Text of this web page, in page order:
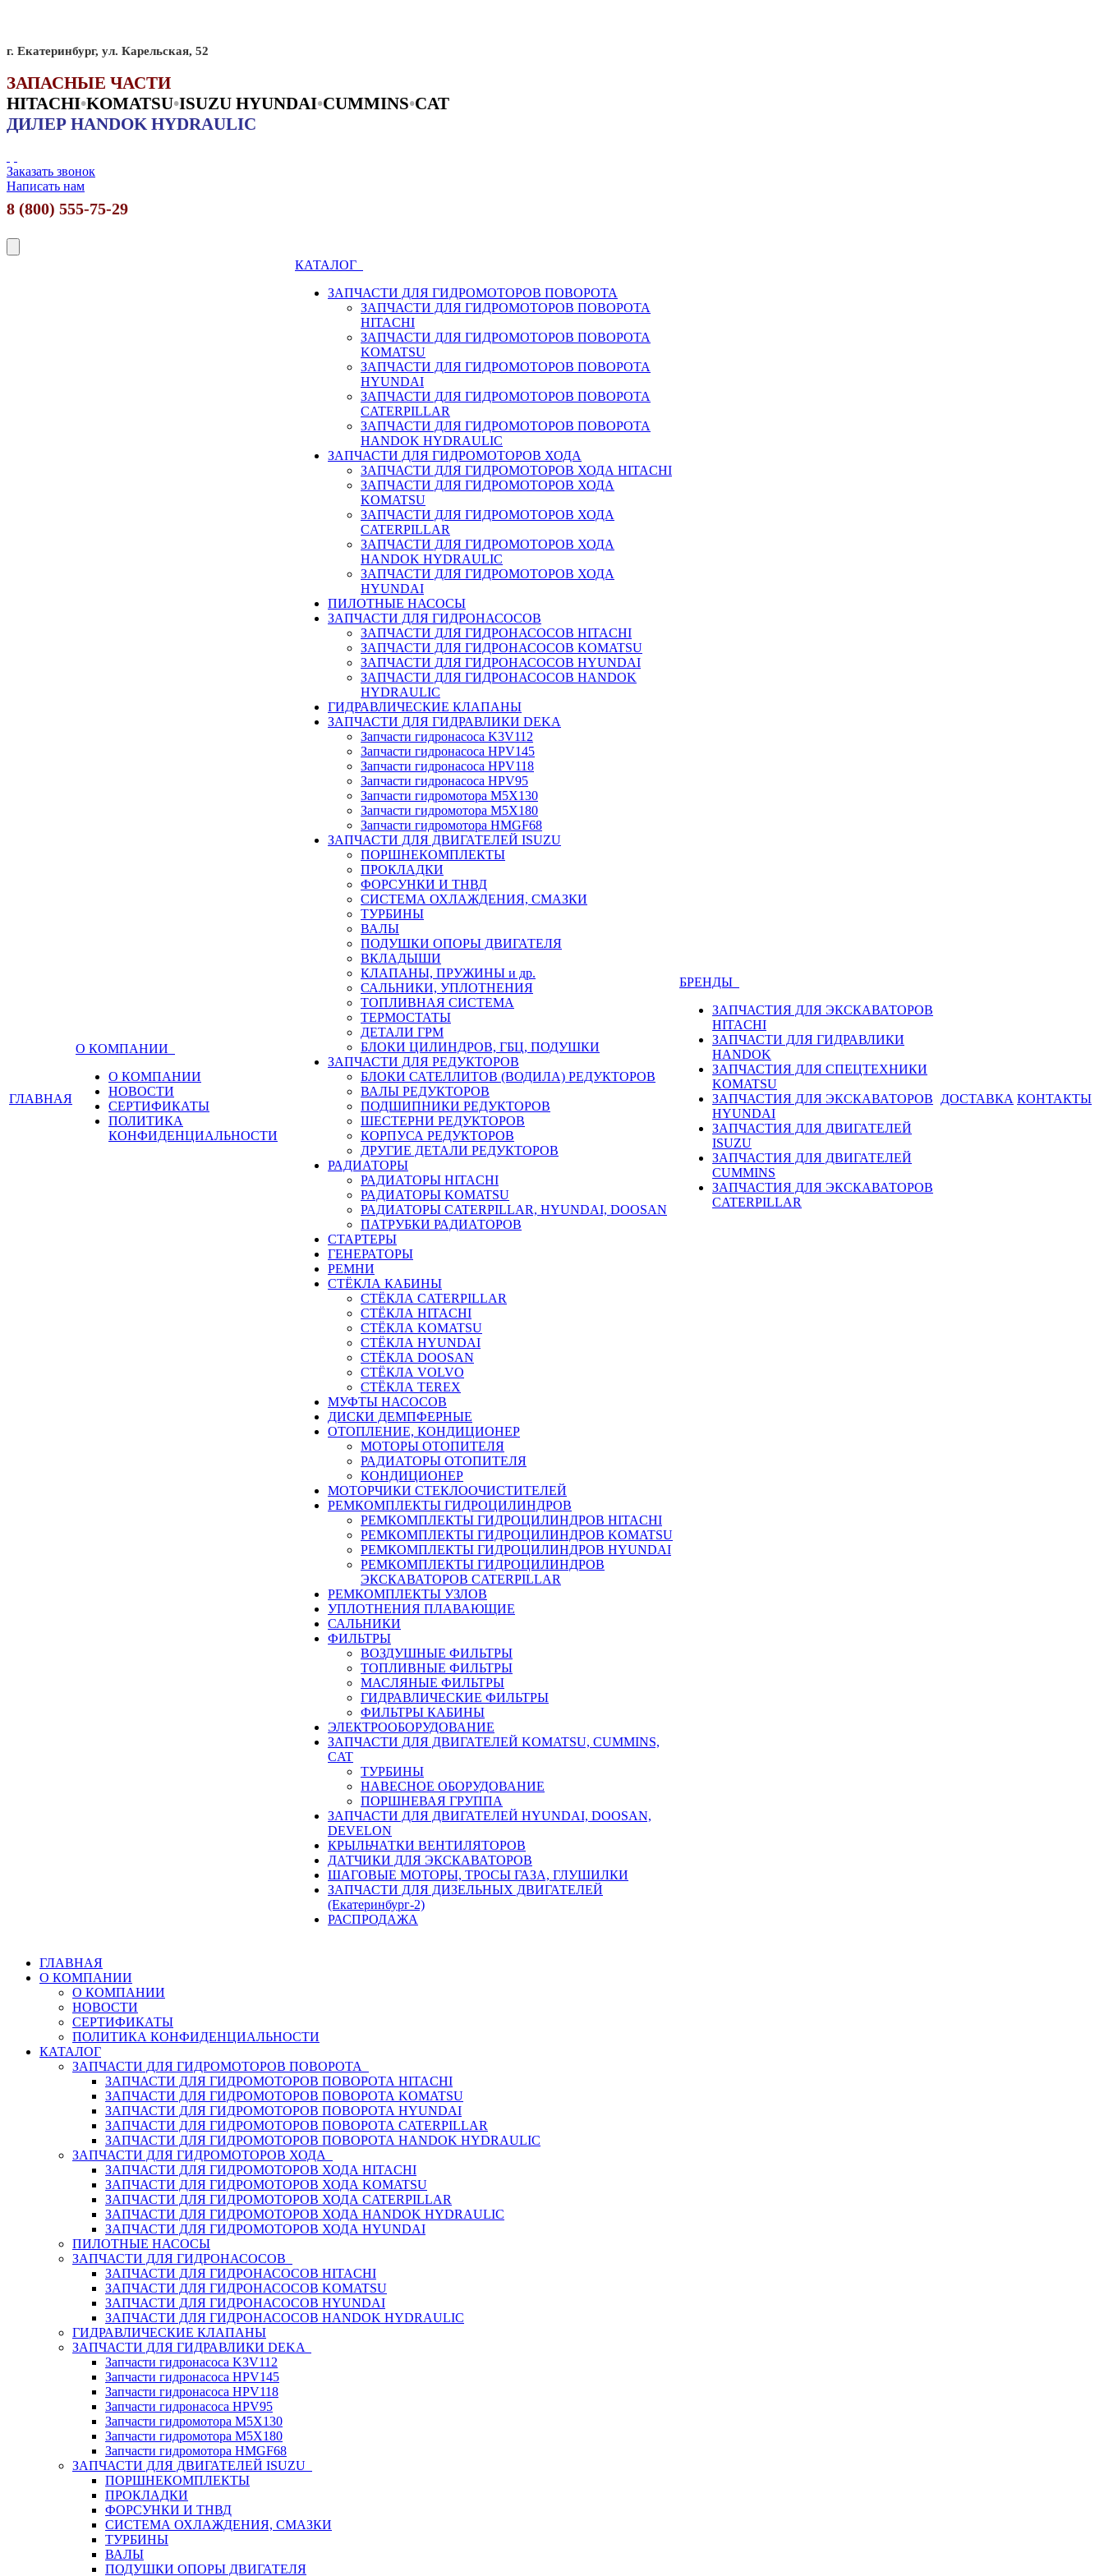
г. Екатеринбург, ул. Карельская, 52
ЗАПАСНЫЕ ЧАСТИ
HITACHI•KOMATSU•ISUZU HYUNDAI•CUMMINS•CAT
ДИЛЕР HANDOK HYDRAULIC
Заказать звонок
Написать нам
8 (800) 555-75-29
ГЛАВНАЯ
О КОМПАНИИ
О КОМПАНИИ
НОВОСТИ
СЕРТИФИКАТЫ
ПОЛИТИКА
КОНФИДЕНЦИАЛЬНОСТИ
КАТАЛОГ
ЗАПЧАСТИ ДЛЯ ГИДРОМОТОРОВ ПОВОРОТА
ЗАПЧАСТИ ДЛЯ ГИДРОМОТОРОВ ПОВОРОТА
HITACHI
ЗАПЧАСТИ ДЛЯ ГИДРОМОТОРОВ ПОВОРОТА
KOMATSU
ЗАПЧАСТИ ДЛЯ ГИДРОМОТОРОВ ПОВОРОТА
HYUNDAI
ЗАПЧАСТИ ДЛЯ ГИДРОМОТОРОВ ПОВОРОТА
CATERPILLAR
ЗАПЧАСТИ ДЛЯ ГИДРОМОТОРОВ ПОВОРОТА
HANDOK HYDRAULIC
ЗАПЧАСТИ ДЛЯ ГИДРОМОТОРОВ ХОДА
ЗАПЧАСТИ ДЛЯ ГИДРОМОТОРОВ ХОДА HITACHI
ЗАПЧАСТИ ДЛЯ ГИДРОМОТОРОВ ХОДА
KOMATSU
ЗАПЧАСТИ ДЛЯ ГИДРОМОТОРОВ ХОДА
CATERPILLAR
ЗАПЧАСТИ ДЛЯ ГИДРОМОТОРОВ ХОДА
HANDOK HYDRAULIC
ЗАПЧАСТИ ДЛЯ ГИДРОМОТОРОВ ХОДА
HYUNDAI
ПИЛОТНЫЕ НАСОСЫ
ЗАПЧАСТИ ДЛЯ ГИДРОНАСОСОВ
ЗАПЧАСТИ ДЛЯ ГИДРОНАСОСОВ HITACHI
ЗАПЧАСТИ ДЛЯ ГИДРОНАСОСОВ KOMATSU
ЗАПЧАСТИ ДЛЯ ГИДРОНАСОСОВ HYUNDAI
ЗАПЧАСТИ ДЛЯ ГИДРОНАСОСОВ HANDOK
HYDRAULIC
ГИДРАВЛИЧЕСКИЕ КЛАПАНЫ
ЗАПЧАСТИ ДЛЯ ГИДРАВЛИКИ DEKA
Запчасти гидронасоса K3V112
Запчасти гидронасоса HPV145
Запчасти гидронасоса HPV118
Запчасти гидронасоса HPV95
Запчасти гидромотора M5X130
Запчасти гидромотора M5X180
Запчасти гидромотора HMGF68
ЗАПЧАСТИ ДЛЯ ДВИГАТЕЛЕЙ ISUZU
ПОРШНЕКОМПЛЕКТЫ
ПРОКЛАДКИ
ФОРСУНКИ И ТНВД
СИСТЕМА ОХЛАЖДЕНИЯ, СМАЗКИ
ТУРБИНЫ
ВАЛЫ
ПОДУШКИ ОПОРЫ ДВИГАТЕЛЯ
ВКЛАДЫШИ
КЛАПАНЫ, ПРУЖИНЫ и др.
САЛЬНИКИ, УПЛОТНЕНИЯ
ТОПЛИВНАЯ СИСТЕМА
ТЕРМОСТАТЫ
ДЕТАЛИ ГРМ
БЛОКИ ЦИЛИНДРОВ, ГБЦ, ПОДУШКИ
ЗАПЧАСТИ ДЛЯ РЕДУКТОРОВ
БЛОКИ САТЕЛЛИТОВ (ВОДИЛА) РЕДУКТОРОВ
ВАЛЫ РЕДУКТОРОВ
ПОДШИПНИКИ РЕДУКТОРОВ
ШЕСТЕРНИ РЕДУКТОРОВ
КОРПУСА РЕДУКТОРОВ
ДРУГИЕ ДЕТАЛИ РЕДУКТОРОВ
РАДИАТОРЫ
РАДИАТОРЫ HITACHI
РАДИАТОРЫ KOMATSU
РАДИАТОРЫ CATERPILLAR, HYUNDAI, DOOSAN
ПАТРУБКИ РАДИАТОРОВ
СТАРТЕРЫ
ГЕНЕРАТОРЫ
РЕМНИ
СТЁКЛА КАБИНЫ
СТЁКЛА CATERPILLAR
СТЁКЛА HITACHI
СТЁКЛА KOMATSU
СТЁКЛА HYUNDAI
СТЁКЛА DOOSAN
СТЁКЛА VOLVO
СТЁКЛА TEREX
МУФТЫ НАСОСОВ
ДИСКИ ДЕМПФЕРНЫЕ
ОТОПЛЕНИЕ, КОНДИЦИОНЕР
МОТОРЫ ОТОПИТЕЛЯ
РАДИАТОРЫ ОТОПИТЕЛЯ
КОНДИЦИОНЕР
МОТОРЧИКИ СТЕКЛООЧИСТИТЕЛЕЙ
РЕМКОМПЛЕКТЫ ГИДРОЦИЛИНДРОВ
РЕМКОМПЛЕКТЫ ГИДРОЦИЛИНДРОВ HITACHI
РЕМКОМПЛЕКТЫ ГИДРОЦИЛИНДРОВ KOMATSU
РЕМКОМПЛЕКТЫ ГИДРОЦИЛИНДРОВ HYUNDAI
РЕМКОМПЛЕКТЫ ГИДРОЦИЛИНДРОВ
ЭКСКАВАТОРОВ CATERPILLAR
РЕМКОМПЛЕКТЫ УЗЛОВ
УПЛОТНЕНИЯ ПЛАВАЮЩИЕ
САЛЬНИКИ
ФИЛЬТРЫ
ВОЗДУШНЫЕ ФИЛЬТРЫ
ТОПЛИВНЫЕ ФИЛЬТРЫ
МАСЛЯНЫЕ ФИЛЬТРЫ
ГИДРАВЛИЧЕСКИЕ ФИЛЬТРЫ
ФИЛЬТРЫ КАБИНЫ
ЭЛЕКТРООБОРУДОВАНИЕ
ЗАПЧАСТИ ДЛЯ ДВИГАТЕЛЕЙ KOMATSU, CUMMINS,
CAT
ТУРБИНЫ
НАВЕСНОЕ ОБОРУДОВАНИЕ
ПОРШНЕВАЯ ГРУППА
ЗАПЧАСТИ ДЛЯ ДВИГАТЕЛЕЙ HYUNDAI, DOOSAN,
DEVELON
КРЫЛЬЧАТКИ ВЕНТИЛЯТОРОВ
ДАТЧИКИ ДЛЯ ЭКСКАВАТОРОВ
ШАГОВЫЕ МОТОРЫ, ТРОСЫ ГАЗА, ГЛУШИЛКИ
ЗАПЧАСТИ ДЛЯ ДИЗЕЛЬНЫХ ДВИГАТЕЛЕЙ
(Екатеринбург-2)
РАСПРОДАЖА
БРЕНДЫ
ЗАПЧАСТИЯ ДЛЯ ЭКСКАВАТОРОВ
HITACHI
ЗАПЧАСТИ ДЛЯ ГИДРАВЛИКИ
HANDOK
ЗАПЧАСТИЯ ДЛЯ СПЕЦТЕХНИКИ
KOMATSU
ЗАПЧАСТИЯ ДЛЯ ЭКСКАВАТОРОВ
HYUNDAI
ЗАПЧАСТИЯ ДЛЯ ДВИГАТЕЛЕЙ
ISUZU
ЗАПЧАСТИЯ ДЛЯ ДВИГАТЕЛЕЙ
CUMMINS
ЗАПЧАСТИЯ ДЛЯ ЭКСКАВАТОРОВ
CATERPILLAR
ДОСТАВКА КОНТАКТЫ
ГЛАВНАЯ
О КОМПАНИИ
О КОМПАНИИ
НОВОСТИ
СЕРТИФИКАТЫ
ПОЛИТИКА КОНФИДЕНЦИАЛЬНОСТИ
КАТАЛОГ
ЗАПЧАСТИ ДЛЯ ГИДРОМОТОРОВ ПОВОРОТА
ЗАПЧАСТИ ДЛЯ ГИДРОМОТОРОВ ПОВОРОТА HITACHI
ЗАПЧАСТИ ДЛЯ ГИДРОМОТОРОВ ПОВОРОТА KOMATSU
ЗАПЧАСТИ ДЛЯ ГИДРОМОТОРОВ ПОВОРОТА HYUNDAI
ЗАПЧАСТИ ДЛЯ ГИДРОМОТОРОВ ПОВОРОТА CATERPILLAR
ЗАПЧАСТИ ДЛЯ ГИДРОМОТОРОВ ПОВОРОТА HANDOK HYDRAULIC
ЗАПЧАСТИ ДЛЯ ГИДРОМОТОРОВ ХОДА
ЗАПЧАСТИ ДЛЯ ГИДРОМОТОРОВ ХОДА HITACHI
ЗАПЧАСТИ ДЛЯ ГИДРОМОТОРОВ ХОДА KOMATSU
ЗАПЧАСТИ ДЛЯ ГИДРОМОТОРОВ ХОДА CATERPILLAR
ЗАПЧАСТИ ДЛЯ ГИДРОМОТОРОВ ХОДА HANDOK HYDRAULIC
ЗАПЧАСТИ ДЛЯ ГИДРОМОТОРОВ ХОДА HYUNDAI
ПИЛОТНЫЕ НАСОСЫ
ЗАПЧАСТИ ДЛЯ ГИДРОНАСОСОВ
ЗАПЧАСТИ ДЛЯ ГИДРОНАСОСОВ HITACHI
ЗАПЧАСТИ ДЛЯ ГИДРОНАСОСОВ KOMATSU
ЗАПЧАСТИ ДЛЯ ГИДРОНАСОСОВ HYUNDAI
ЗАПЧАСТИ ДЛЯ ГИДРОНАСОСОВ HANDOK HYDRAULIC
ГИДРАВЛИЧЕСКИЕ КЛАПАНЫ
ЗАПЧАСТИ ДЛЯ ГИДРАВЛИКИ DEKA
Запчасти гидронасоса K3V112
Запчасти гидронасоса HPV145
Запчасти гидронасоса HPV118
Запчасти гидронасоса HPV95
Запчасти гидромотора M5X130
Запчасти гидромотора M5X180
Запчасти гидромотора HMGF68
ЗАПЧАСТИ ДЛЯ ДВИГАТЕЛЕЙ ISUZU
ПОРШНЕКОМПЛЕКТЫ
ПРОКЛАДКИ
ФОРСУНКИ И ТНВД
СИСТЕМА ОХЛАЖДЕНИЯ, СМАЗКИ
ТУРБИНЫ
ВАЛЫ
ПОДУШКИ ОПОРЫ ДВИГАТЕЛЯ